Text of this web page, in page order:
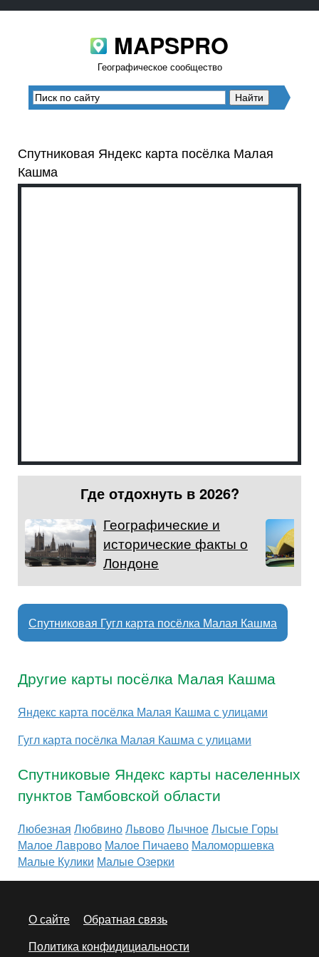
MAPSPRO
Географическое сообщество
Спутниковая Яндекс карта посёлка Малая
Кашма
Где отдохнуть в 2026?
Географические и
исторические факты о
Лондоне
Спутниковая Гугл карта посёлка Малая Кашма
Другие карты посёлка Малая Кашма
Яндекс карта посёлка Малая Кашма с улицами
Гугл карта посёлка Малая Кашма с улицами
Спутниковые Яндекс карты населенных
пунктов Тамбовской области
Любезная ЛюбвиноЛьвовоЛычноеЛысые Горы
Малое Лаврово Малое Пичаево Маломоршевка
Малые Кулики Малые Озерки
О сайте
Обратная связь
Политика конфидициальности